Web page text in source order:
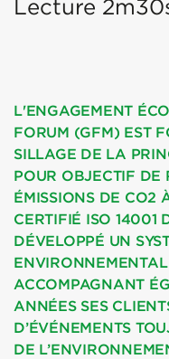
Lecture
L'ENGAGEMENT
FORUM (GFM) EST
SILLAGE DE LA
POUR OBJECTIF DE
ÉMISSIONS DE CO2
CERTIFIÉ ISO 14001
DÉVELOPPÉ UN
ACCOMPAGNANT
ANNÉES SES
D’ÉVÉNEMENTS
DE